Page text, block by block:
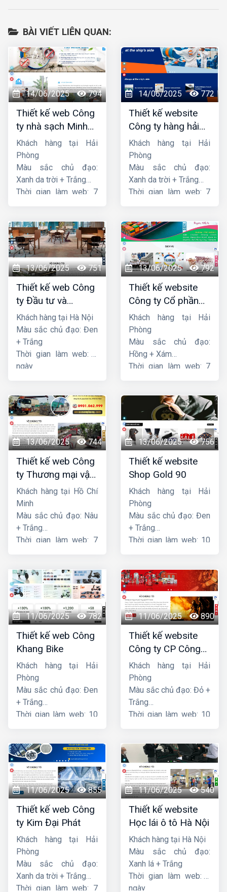
BÀI VIẾT LIÊN QUAN:
14/06/2025 794
Thiết kế web Công
ty nhà sạch Minh
Dương
Khách hàng tại Hải
Phòng
Màu sắc chủ đạo:
Xanh da trời + Trắng
Thời gian làm web: 7
14/06/2025 772
Thiết kế website
Công ty hàng hải
liên minh
Khách hàng tại Hải
Phòng
Màu sắc chủ đạo:
Xanh da trời + Trắng
Thời gian làm web: 7
13/06/2025 751
Thiết kế web Công
ty Đầu tư và
Thương mại Five-
Star
Khách hàng tại Hà Nội
Màu sắc chủ đạo: Đen
+ Trắng
Thời gian làm web: 7
ngày
13/06/2025 792
Thiết kế website
Công ty Cổ phần
dịch vụ hàng hải
Sen
Khách hàng tại Hải
Phòng
Màu sắc chủ đạo:
Hồng + Xám
Thời gian làm web: 7
13/06/2025 744
Thiết kế web Công
ty Thương mại vận
tải Song Bằng
Khách hàng tại Hồ Chí
Minh
Màu sắc chủ đạo: Nâu
+ Trắng
Thời gian làm web: 7
13/06/2025 756
Thiết kế website
Shop Gold 90
Khách hàng tại Hải
Phòng
Màu sắc chủ đạo: Đen
+ Trắng
Thời gian làm web: 10
11/06/2025 782
Thiết kế web Công
Khang Bike
Khách hàng tại Hải
Phòng
Màu sắc chủ đạo: Đen
+ Trắng
Thời gian làm web: 10
11/06/2025 890
Thiết kế website
Công ty CP Công
nghệ PCCC Bắc Hà
Khách hàng tại Hải
Phòng
Màu sắc chủ đạo: Đỏ +
Trắng
Thời gian làm web: 10
11/06/2025 855
Thiết kế web Công
ty Kim Đại Phát
Khách hàng tại Hải
Phòng
Màu sắc chủ đạo:
Xanh da trời + Trắng
Thời gian làm web: 7
11/06/2025 540
Thiết kế website
Học lái ô tô Hà Nội
Khách hàng tại Hà Nội
Màu sắc chủ đạo:
Xanh lá + Trắng
Thời gian làm web: 7
ngày